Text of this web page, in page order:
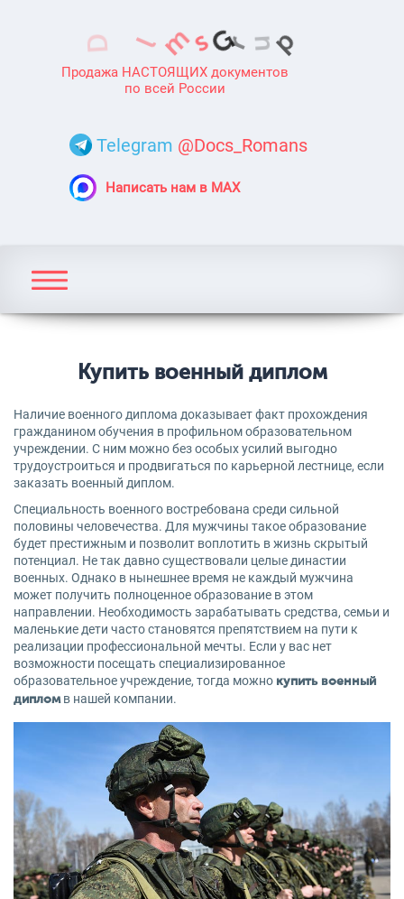
Продажа НАСТОЯЩИХ документов
по всей России
Telegram @Docs_Romans
Написать нам в MAX
Купить военный диплом
Наличие военного диплома доказывает факт прохождения
гражданином обучения в профильном образовательном
учреждении. С ним можно без особых усилий выгодно
трудоустроиться и продвигаться по карьерной лестнице, если
заказать военный диплом.
Специальность военного востребована среди сильной
половины человечества. Для мужчины такое образование
будет престижным и позволит воплотить в жизнь скрытый
потенциал. Не так давно существовали целые династии
военных. Однако в нынешнее время не каждый мужчина
может получить полноценное образование в этом
направлении. Необходимость зарабатывать средства, семьи и
маленькие дети часто становятся препятствием на пути к
реализации профессиональной мечты. Если у вас нет
возможности посещать специализированное
образовательное учреждение, тогда можно купить военный
дипломв нашей компании.